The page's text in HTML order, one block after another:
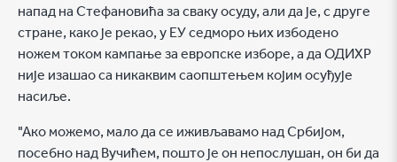
напад на Стефановића за сваку осуду, али да је, с друге
стране, како је рекао, у ЕУ седморо њих избодено
ножем током кампање за европске изборе, а да ОДИХР
није изашао са никаквим саопштењем којим осуђује
насиље.
"Ако можемо, мало да се иживљавамо над Србијом,
посебно над Вучићем, пошто је он непослушан, он би да